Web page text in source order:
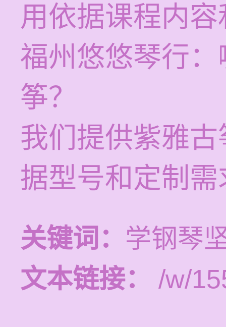
用依据课程内
福州悠悠琴行
筝？
我们提供紫雅
据型号和定制
关键词： 学钢琴
文本链接：
/w/